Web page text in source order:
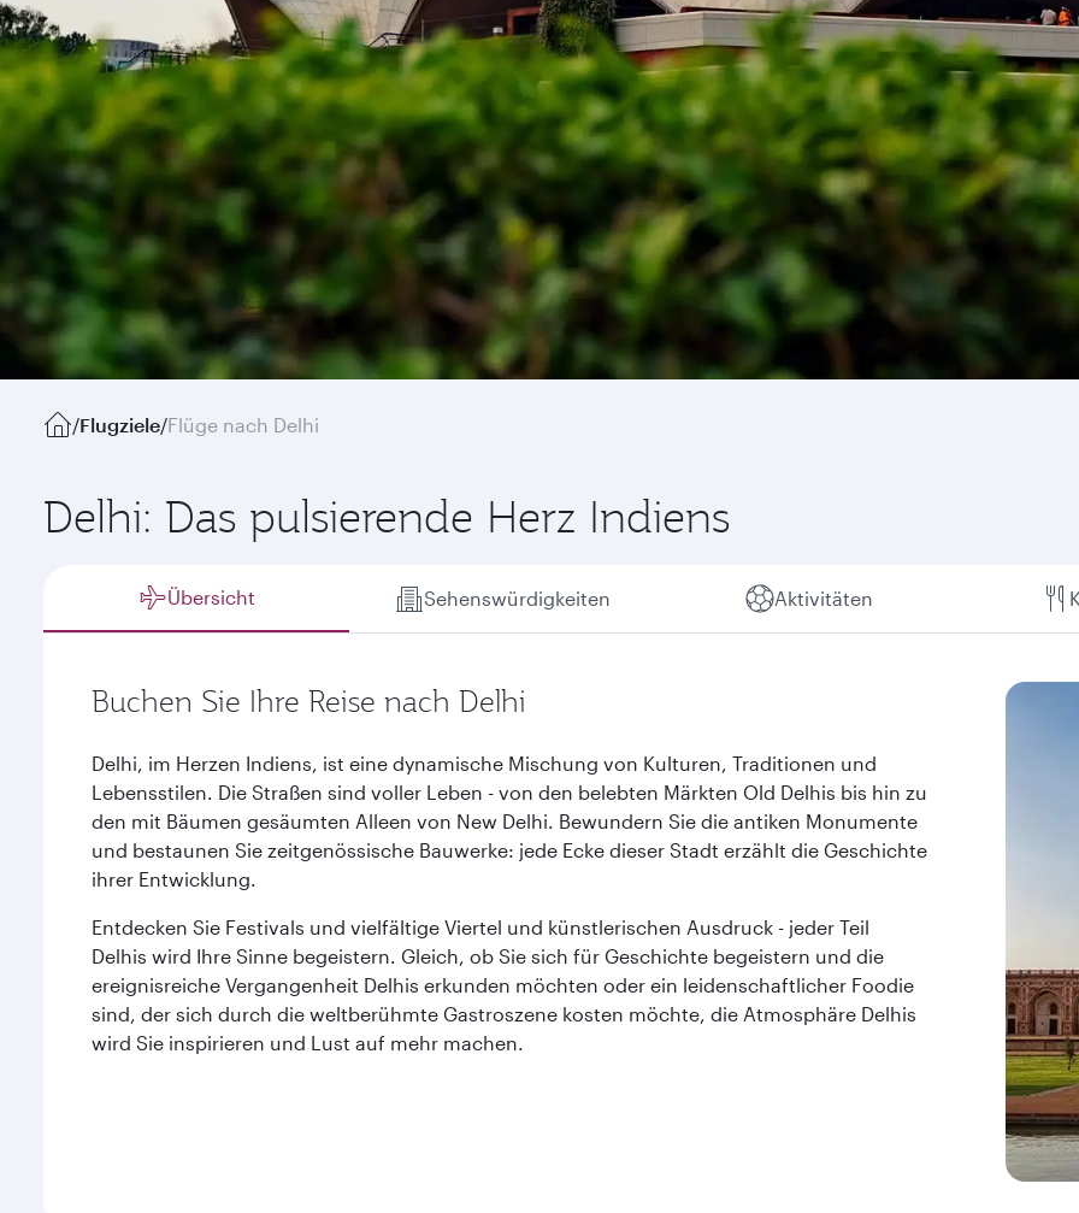
/Flugziele/Flüge nach Delhi
Delhi: Das pulsierende Herz Indiens
Übersicht Sehenswürdigkeiten Aktivitäten
Buchen Sie Ihre Reise nach Delhi
Delhi, im Herzen Indiens, ist eine dynamische Mischung von Kulturen, Traditionen und
Lebensstilen. Die Straßen sind voller Leben - von den belebten Märkten Old Delhis bis hin zu
den mit Bäumen gesäumten Alleen von New Delhi. Bewundern Sie die antiken Monumente
und bestaunen Sie zeitgenössische Bauwerke: jede Ecke dieser Stadt erzählt die Geschichte
ihrer Entwicklung.
Entdecken Sie Festivals und vielfältige Viertel und künstlerischen Ausdruck - jeder Teil
Delhis wird Ihre Sinne begeistern. Gleich, ob Sie sich für Geschichte begeistern und die
ereignisreiche Vergangenheit Delhis erkunden möchten oder ein leidenschaftlicher Foodie
sind, der sich durch die weltberühmte Gastroszene kosten möchte, die Atmosphäre Delhis
wird Sie inspirieren und Lust auf mehr machen.